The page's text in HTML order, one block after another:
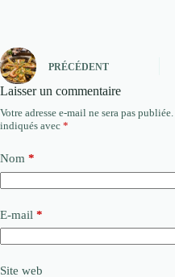
PRÉCÉDENT
Laisser un commentaire
Votre adresse e-mail ne sera pas publiée.
indiqués avec *
Nom *
E-mail *
Site web